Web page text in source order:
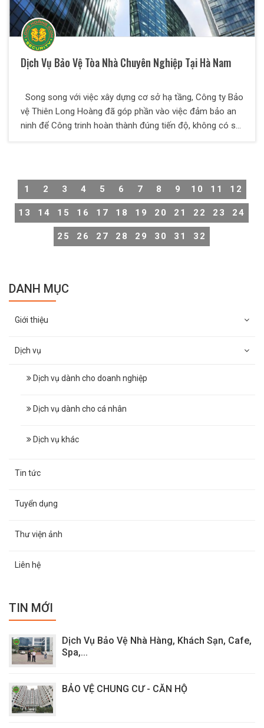
Dịch Vụ Bảo Vệ Tòa Nhà Chuyên Nghiệp Tại Hà Nam
Song song với việc xây dựng cơ sở hạ tầng, Công ty Bảo
vệ Thiên Long Hoàng đã góp phần vào việc đảm bảo an
ninh để Công trinh hoàn thành đúng tiến độ, không có sự
1 2 3 4 5 6 7 8 9 10 11 12
13 14 15 16 17 18 19 20 21 22 23 24
25 26 27 28 29 30 31 32
DANH MỤC
Giới thiệu
Dịch vụ
Dịch vụ dành cho doanh nghiệp
Dịch vụ dành cho cá nhân
Dịch vụ khác
Tin tức
Tuyển dụng
Thư viện ảnh
Liên hệ
TIN MỚI
Dịch Vụ Bảo Vệ Nhà Hàng, Khách Sạn, Cafe,
Spa,...
BẢO VỆ CHUNG CƯ - CĂN HỘ